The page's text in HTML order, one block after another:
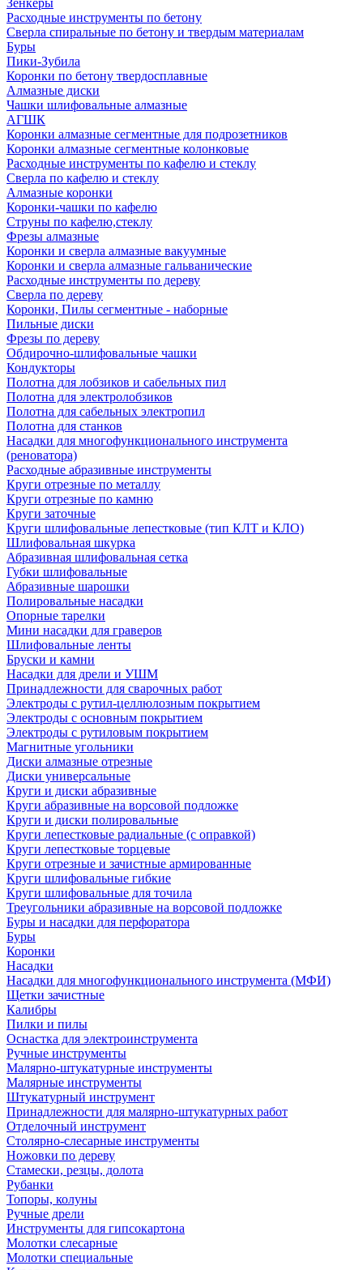
Зенкеры
Расходные инструменты по бетону
Сверла спиральные по бетону и твердым материалам
Буры
Пики-Зубила
Коронки по бетону твердосплавные
Алмазные диски
Чашки шлифовальные алмазные
АГШК
Коронки алмазные сегментные для подрозетников
Коронки алмазные сегментные колонковые
Расходные инструменты по кафелю и стеклу
Сверла по кафелю и стеклу
Алмазные коронки
Коронки-чашки по кафелю
Струны по кафелю,стеклу
Фрезы алмазные
Коронки и сверла алмазные вакуумные
Коронки и сверла алмазные гальванические
Расходные инструменты по дереву
Сверла по дереву
Коронки, Пилы сегментные - наборные
Пильные диски
Фрезы по дереву
Обдирочно-шлифовальные чашки
Кондукторы
Полотна для лобзиков и сабельных пил
Полотна для электролобзиков
Полотна для сабельных электропил
Полотна для станков
Насадки для многофункционального инструмента
(реноватора)
Расходные абразивные инструменты
Круги отрезные по металлу
Круги отрезные по камню
Круги заточные
Круги шлифовальные лепестковые (тип КЛТ и КЛО)
Шлифовальная шкурка
Абразивная шлифовальная сетка
Губки шлифовальные
Абразивные шарошки
Полировальные насадки
Опорные тарелки
Мини насадки для граверов
Шлифовальные ленты
Бруски и камни
Насадки для дрели и УШМ
Принадлежности для сварочных работ
Электроды с рутил-целлюлозным покрытием
Электроды с основным покрытием
Электроды с рутиловым покрытием
Магнитные угольники
Диски алмазные отрезные
Диски универсальные
Круги и диски абразивные
Круги абразивные на ворсовой подложке
Круги и диски полировальные
Круги лепестковые радиальные (с оправкой)
Круги лепестковые торцевые
Круги отрезные и зачистные армированные
Круги шлифовальные гибкие
Круги шлифовальные для точила
Треугольники абразивные на ворсовой подложке
Буры и насадки для перфоратора
Буры
Коронки
Насадки
Насадки для многофункционального инструмента (МФИ)
Щетки зачистные
Калибры
Пилки и пилы
Оснастка для электроинструмента
Ручные инструменты
Малярно-штукатурные инструменты
Малярные инструменты
Штукатурный инструмент
Принадлежности для малярно-штукатурных работ
Отделочный инструмент
Столярно-слесарные инструменты
Ножовки по дереву
Стамески, резцы, долота
Рубанки
Топоры, колуны
Ручные дрели
Инструменты для гипсокартона
Молотки слесарные
Молотки специальные